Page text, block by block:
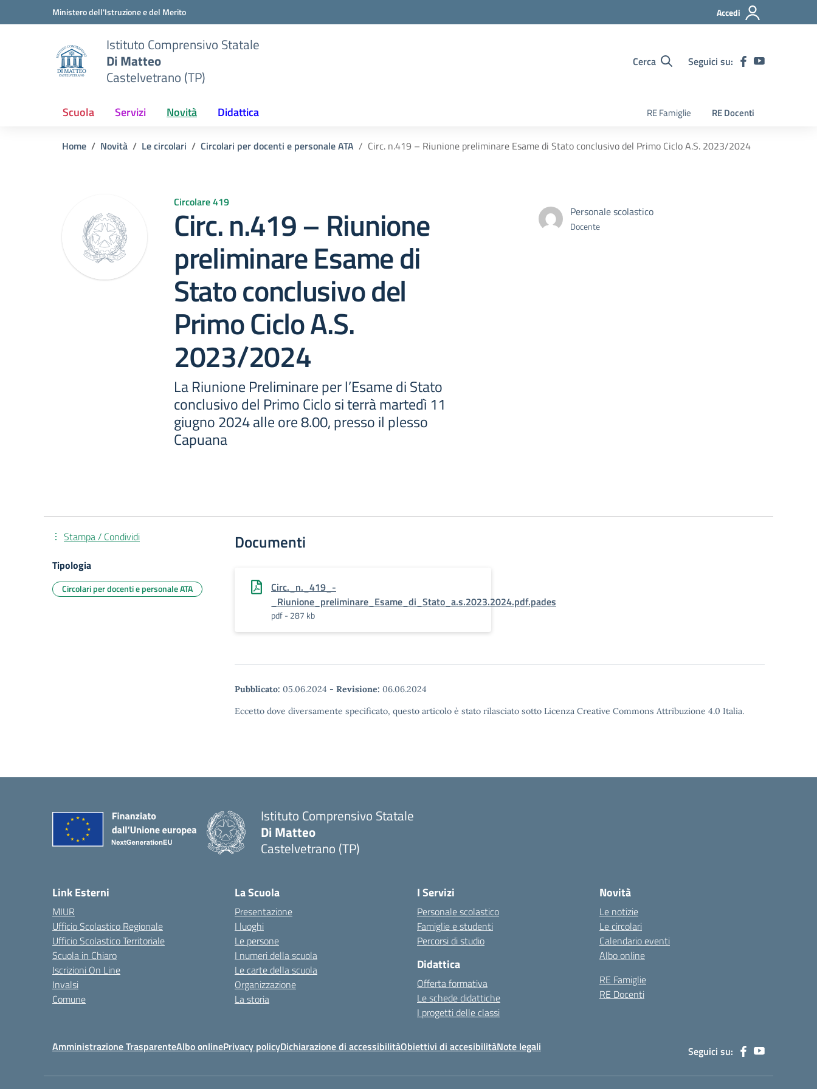
Vai ai contenuti
Vai al menu di navigazioneMinistero dell'Istruzione e del Merito Accedi
Istituto Comprensivo Statale
Di Matteo
Castelvetrano (TP)
Cerca Seguici su:
Scuola Servizi Novità Didattica RE Famiglie RE Docenti
Home Novità Le circolari Circolari per docenti e personale ATA Circ. n.419 – Riunione preliminare Esame di Stato conclusivo del Primo Ciclo A.S. 2023/2024
Circolare 419
Circ. n.419 – Riunione
preliminare Esame di
Stato conclusivo del
Primo Ciclo A.S.
2023/2024
La Riunione Preliminare per l’Esame di Stato
conclusivo del Primo Ciclo si terrà martedì 11
giugno 2024 alle ore 8.00, presso il plesso
Capuana
Personale scolastico
Docente
Documenti
Circ._n._419_-
_Riunione_preliminare_Esame_di_Stato_a.s.2023.2024.pdf.pades
pdf - 287 kb
Pubblicato: 05.06.2024 - Revisione: 06.06.2024
Eccetto dove diversamente specificato, questo articolo è stato rilasciato sotto Licenza Creative Commons Attribuzione 4.0 Italia.
Stampa / Condividi
Tipologia
Circolari per docenti e personale ATA
Istituto Comprensivo Statale
Di Matteo
Castelvetrano (TP)
Link Esterni
MIUR
Ufficio Scolastico Regionale
Ufficio Scolastico Territoriale
Scuola in Chiaro
Iscrizioni On Line
Invalsi
Comune
La Scuola
Presentazione
I luoghi
Le persone
I numeri della scuola
Le carte della scuola
Organizzazione
La storia
I Servizi
Personale scolastico
Famiglie e studenti
Percorsi di studio
Didattica
Offerta formativa
Le schede didattiche
I progetti delle classi
Novità
Le notizie
Le circolari
Calendario eventi
Albo online
RE Famiglie
RE Docenti
Amministrazione TrasparenteAlbo onlinePrivacy policyDichiarazione di accessibilitàObiettivi di accesibilitàNote legali Seguici su: